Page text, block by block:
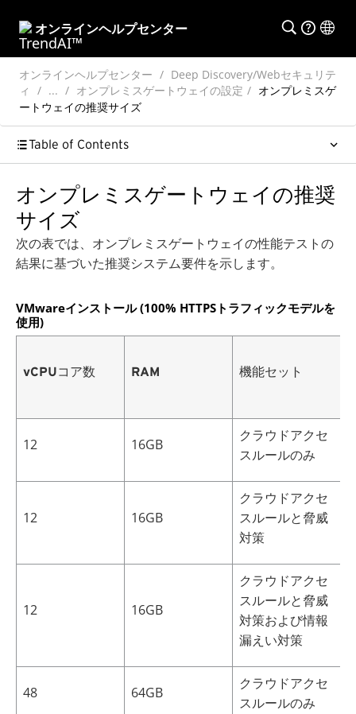
オンラインヘルプセンター
オンラインヘルプセンター
Deep Discovery/Webセキュリテ
ィ
... オンプレミスゲートウェイの設定
オンプレミスゲ
ートウェイの推奨サイズ
Table of Contents
オンプレミスゲートウェイの推奨
サイズ
次の表では、オンプレミスゲートウェイの性能テストの
結果に基づいた推奨システム要件を示します。
VMwareインストール (100% HTTPSトラフィックモデルを
使用)
vCPUコア数 RAM 機能セット
12 16GB
クラウドアクセ
スルールのみ
12 16GB
クラウドアクセ
スルールと脅威
対策
12 16GB
クラウドアクセ
スルールと脅威
対策および情報
漏えい対策
48 64GB
クラウドアクセ
スルールのみ